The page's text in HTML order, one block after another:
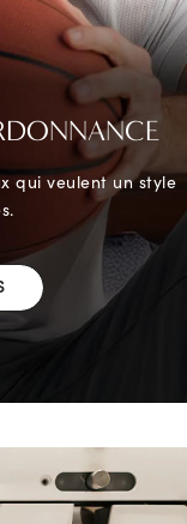
qui veulent un style